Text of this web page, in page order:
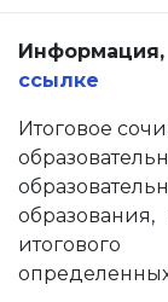
ссылке
Итоговое